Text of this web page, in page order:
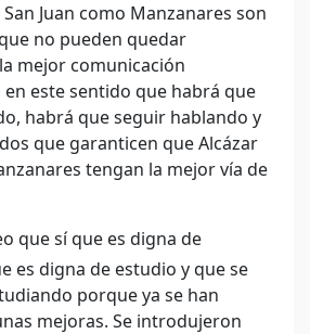
Juan como Manzanares son
no pueden quedar
mejor comunicación
este sentido que habrá que
habrá que seguir hablando y
que garanticen que Alcázar
tengan la mejor vía de
que sí que es digna de
es digna de estudio y que se
porque ya se han
mejoras. Se introdujeron